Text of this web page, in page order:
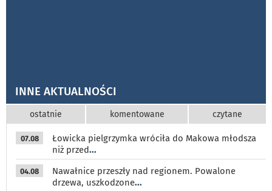
INNE AKTUALNOŚCI
ostatnie komentowane czytane
07.08
Łowicka pielgrzymka wróciła do Makowa młodsza
niż przed...
04.08
Nawałnice przeszły nad regionem. Powalone
drzewa, uszkodzone...